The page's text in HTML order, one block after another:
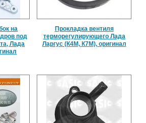
на
под
Лада
Прокладка вентиля
терморегулирующего Лада
Ларгус (К4М, К7М), оригинал